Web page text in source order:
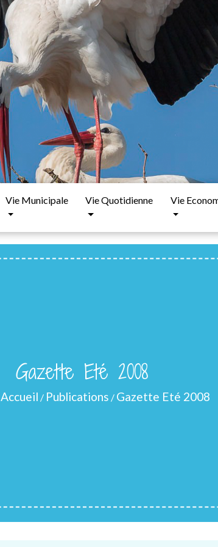
Vie Municipale Vie Quotidienne Vie
Gazette Eté 2008
Accueil / Publications / Gazette Eté 2008